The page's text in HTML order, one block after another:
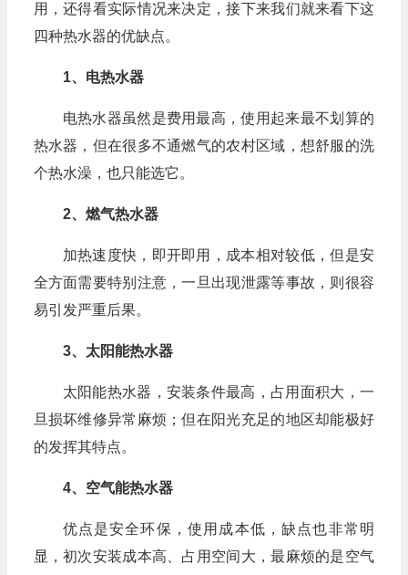
用，还得看实际情况来决定，接下来我们就来看下这
四种热水器的优缺点。
1、电热水器
电热水器虽然是费用最高，使用起来最不划算的
热水器，但在很多不通燃气的农村区域，想舒服的洗
个热水澡，也只能选它。
2、燃气热水器
加热速度快，即开即用，成本相对较低，但是安
全方面需要特别注意，一旦出现泄露等事故，则很容
易引发严重后果。
3、太阳能热水器
太阳能热水器，安装条件最高，占用面积大，一
旦损坏维修异常麻烦；但在阳光充足的地区却能极好
的发挥其特点。
4、空气能热水器
优点是安全环保，使用成本低，缺点也非常明
显，初次安装成本高、占用空间大，最麻烦的是空气